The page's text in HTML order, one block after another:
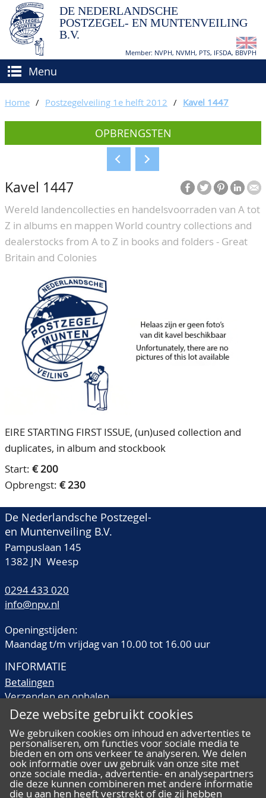
DE NEDERLANDSCHE
POSTZEGEL- EN MUNTENVEILING
B.V.
Member: NVPH, NVMH, PTS, IFSDA, BBVPH
Menu
(VER)KOPEN
Hoe verkopen?
Voorwaarden
BIEDEN
CATALOGI/OPBRENGSTEN
KEURINGSDIENST
AGENDA
OVER ONS
Ons Team
80 jarig bestaan
CONTACT
ACCOUNT
Home / Postzegelveiling 1e helft 2012 / Kavel 1447
OPBRENGSTEN
Kavel 1447
Wereld landencollecties en handelsvoorraden van A tot
Z in albums en mappen World country collections and
dealerstocks from A to Z in books and folders - Great
Britain and Colonies
EIRE STARTING FIRST ISSUE, (un)used collection and
duplicates, in album and stockbook
Start: € 200
Opbrengst: € 230
De Nederlandsche Postzegel-
en Muntenveiling B.V.
Pampuslaan 145
1382 JN Weesp
0294 433 020
info@npv.nl
Openingstijden:
Maandag t/m vrijdag van 10.00 tot 16.00 uur
INFORMATIE
Betalingen
Verzenden en ophalen
Veilingtermen
Kwaliteitsomschrijvingen
Veelgestelde vragen
Deze website gebruikt cookies
We gebruiken cookies om inhoud en advertenties te
personaliseren, om functies voor sociale media te
bieden en om ons verkeer te analyseren. We delen
ook informatie over uw gebruik van onze site met
onze sociale media-, advertentie- en analysepartners
die deze kunnen combineren met andere informatie
die u aan hen heeft verstrekt of die zij hebben